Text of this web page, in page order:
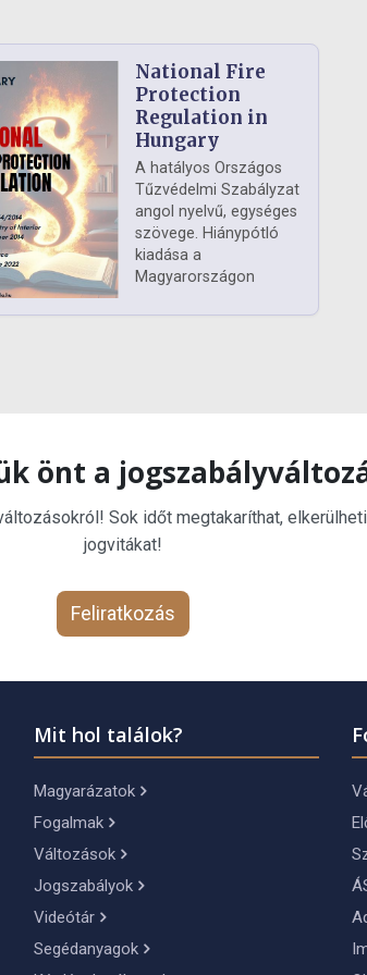
National Fire
Protection
Regulation in
Hungary
A hatályos Országos
Tűzvédelmi Szabályzat
angol nyelvű, egységes
szövege. Hiánypótló
kiadása a
Magyarországon
önt a
Sok időt megtakaríthat,
jogvitákat!
Feliratkozás
Mit hol találok?
Magyarázatok
Fogalmak
Változások
Jogszabályok
Videótár
Segédanyagok